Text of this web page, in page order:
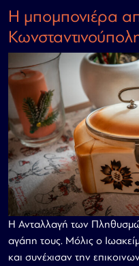
Η μπομπονιέρα
Η Ανταλλαγή των
αγάπη τους. Μόλις ο
και συνέχισαν την